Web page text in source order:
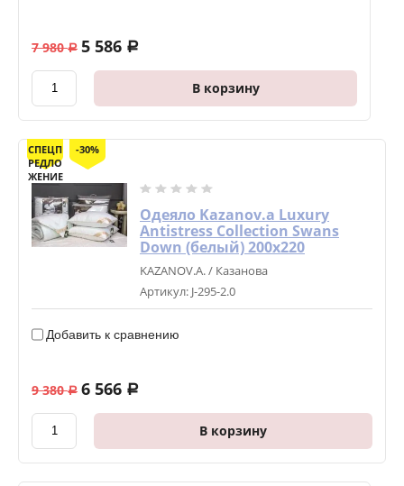
7 980 a 5 586 a
В корзину
СПЕЦП
РЕДЛО
ЖЕНИЕ
-30%
Одеяло Kazanov.a Luxury
Antistress Collection Swans
Down (белый) 200х220
KAZANOV.A. / Казанова
Артикул: J-295-2.0
Добавить к сравнению
9 380 a 6 566 a
В корзину